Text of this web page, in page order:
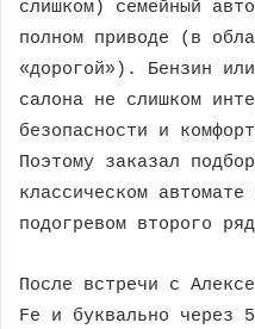
слишком) семейный
полном приводе (в
«дорогой»). Бензин
салона не слишком
безопасности и
Поэтому заказал
классическом
подогревом второго
После встречи с
Fe и буквально через